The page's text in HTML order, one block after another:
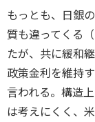
もっとも、日銀
質も違ってくる
たが、共に緩和
政策金利を維持
言われる。構造
は考えにくく、